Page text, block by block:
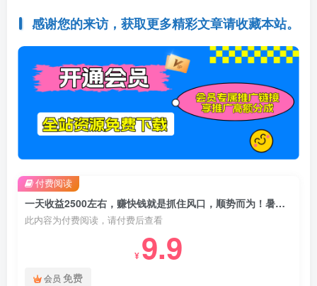
感谢您的来访，获取更多精彩文章请收藏本站。
一天收益2500左右，赚快钱就是抓住风口，顺势而为！暑假就是风口，小白当天能上手
此内容为付费阅读，请付费后查看
¥ 9.9
会员 免费
付费阅读